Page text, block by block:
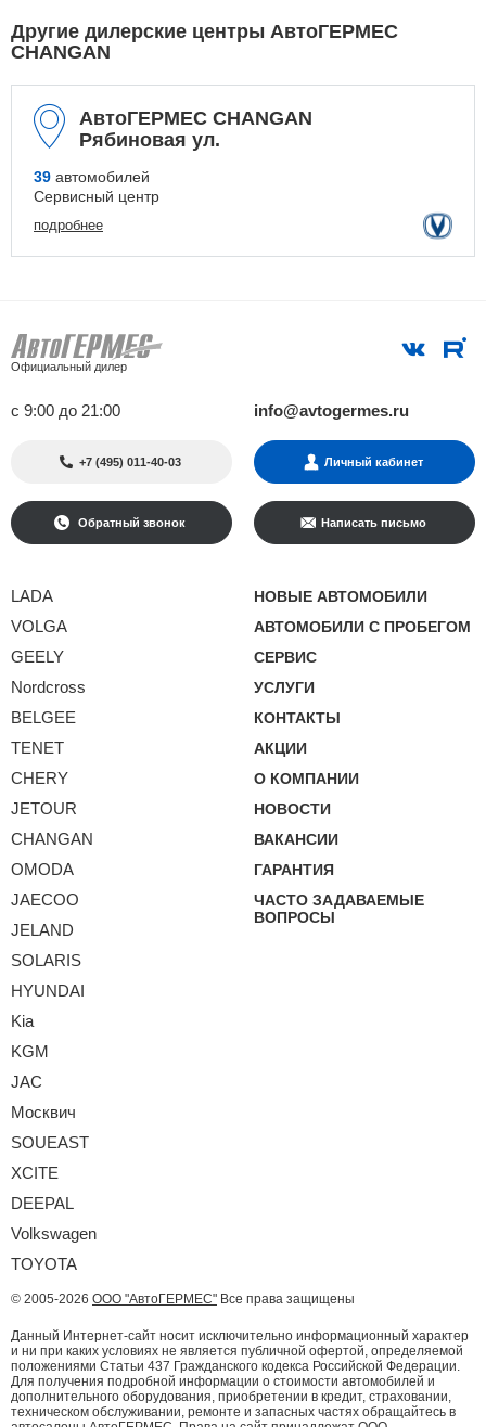
Другие дилерские центры АвтоГЕРМЕС
CHANGAN
АвтоГЕРМЕС CHANGAN
Рябиновая ул.
39 автомобилей
Сервисный центр
подробнее
Официальный дилер
с 9:00 до 21:00 info@avtogermes.ru
+7 (495) 011-40-03 Личный кабинет
Обратный звонок Написать письмо
LADA
VOLGA
GEELY
Nordcross
BELGEE
TENET
CHERY
JETOUR
CHANGAN
OMODA
JAECOO
JELAND
SOLARIS
HYUNDAI
Kia
KGM
JAC
Москвич
SOUEAST
XCITE
DEEPAL
Volkswagen
TOYOTA
НОВЫЕ АВТОМОБИЛИ
АВТОМОБИЛИ С ПРОБЕГОМ
СЕРВИС
УСЛУГИ
КОНТАКТЫ
АКЦИИ
О КОМПАНИИ
НОВОСТИ
ВАКАНСИИ
ГАРАНТИЯ
ЧАСТО ЗАДАВАЕМЫЕ
ВОПРОСЫ
© 2005-2026 ООО "АвтоГЕРМЕС" Все права защищены
Данный Интернет-сайт носит исключительно информационный характер
и ни при каких условиях не является публичной офертой, определяемой
положениями Статьи 437 Гражданского кодекса Российской Федерации.
Для получения подробной информации о стоимости автомобилей и
дополнительного оборудования, приобретении в кредит, страховании,
техническом обслуживании, ремонте и запасных частях обращайтесь в